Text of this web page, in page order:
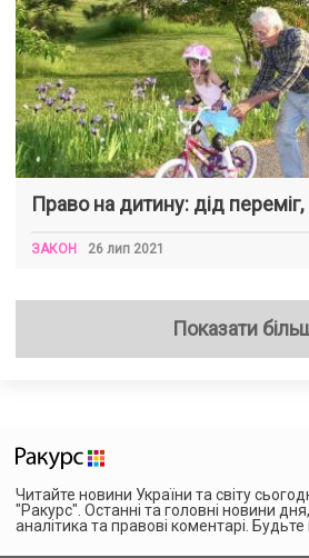
Право на дитину: дід
ЗАКОН 26 лип 2021
Показати
Читайте новини України та світу
"Ракурс". Останні та головні новини дня,
аналітика та правові коментарі. Будьте